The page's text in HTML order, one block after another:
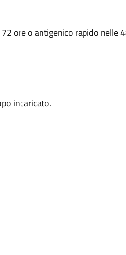
ore o antigenico rapido nelle
incaricato.